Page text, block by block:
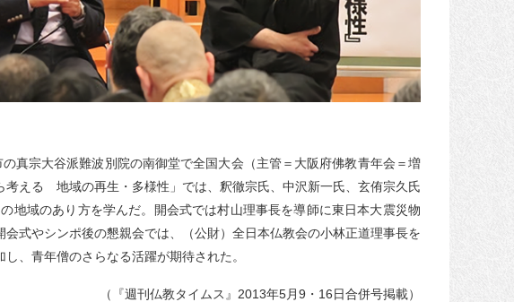
真宗大谷派難波別院の南御堂で全国大会（主管＝大阪府佛教青年会＝増
える 地域の再生・多様性」では、釈徹宗氏、中沢新一氏、玄侑宗久氏
地域のあり方を学んだ。開会式では村山理事長を導師に東日本大震災物
式やシンポ後の懇親会では、（公財）全日本仏教会の小林正道理事長を
、青年僧のさらなる活躍が期待された。
（『週刊仏教タイムス』2013年5月9・16日合併号掲載）